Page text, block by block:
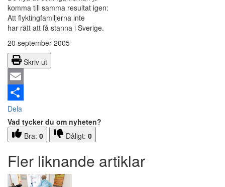
komma till samma resultat igen:
Att flyktingfamiljerna inte
har rätt att få stanna i Sverige.
20 september 2005
Skriv ut
Email
Dela
Vad tycker du om nyheten?
Bra: 0 Dåligt: 0
Fler liknande artiklar